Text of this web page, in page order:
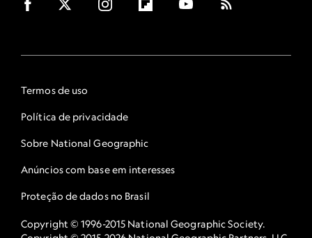
Termos de uso
Política de privacidade
Sobre National Geographic
Anúncios com base em interesses
Proteção de dados no Brasil
Copyright © 1996-2015 National Geographic Society.